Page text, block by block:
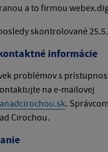
a to firmou
skontrolované
informácie
problémov s
na e-mailovej
.
Cirochou.